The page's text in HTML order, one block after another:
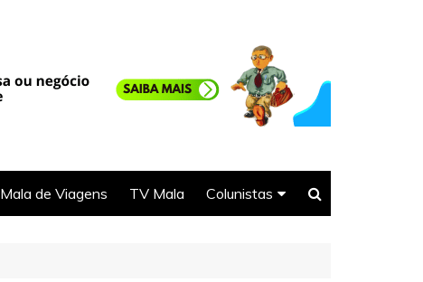
Mala de Viagens TV Mala Colunistas